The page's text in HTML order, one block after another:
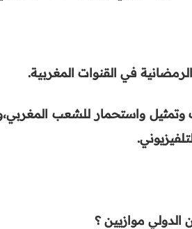
في القنوات المغربية.
واستحمار للشعب
.
الدولي موازيين ؟